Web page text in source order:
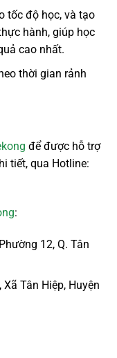
tốc độ học, và tạo
hành, giúp học
cao nhất.
thời gian rảnh
để được hỗ trợ
tiết, qua Hotline:
:
12, Q. Tân
Tân Hiệp, Huyện